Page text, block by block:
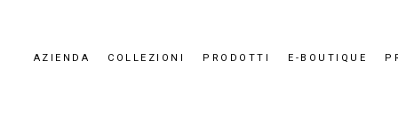
AZIENDA COLLEZIONI PRODOTTI E-BOUTIQUE